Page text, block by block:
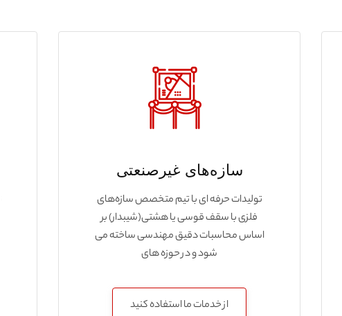
سازه‌های غیرصنعتی
تولیدات حرفه ای با تیم متخصص سازه‌های
فلزی با سقف قوسی یا هشتی(شیبدار) بر
اساس محاسبات دقیق مهندسی ساخته می
شود و در حوزه های
از خدمات ما استفاده کنید